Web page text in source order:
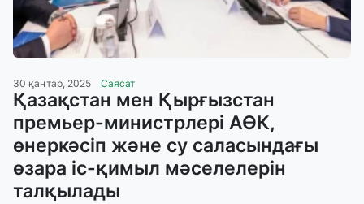
30 қаңтар, 2025 Саясат
Қазақстан мен Қырғызстан
премьер-министрлері АӨК,
өнеркәсіп және су саласындағы
өзара іс-қимыл мәселелерін
талқылады